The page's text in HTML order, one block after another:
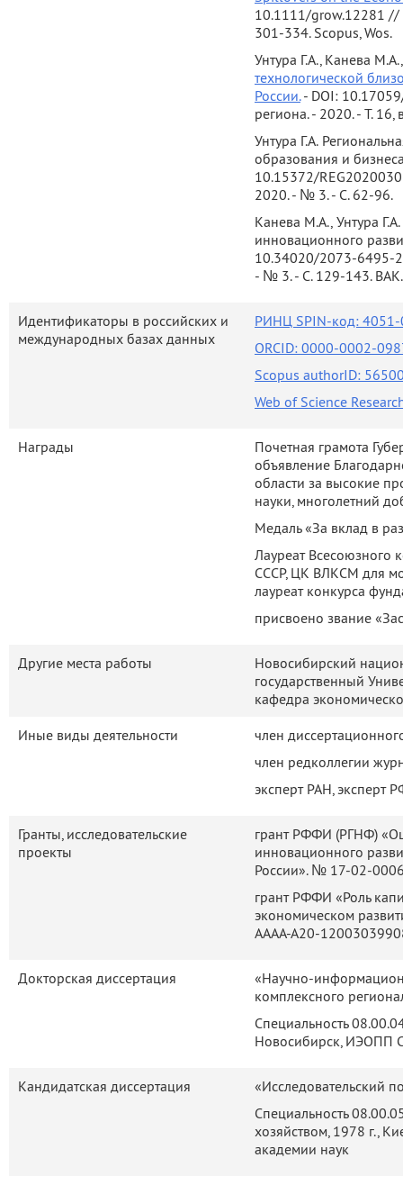
10.1111/grow.12281 //
301-334. Scopus, Wos.
Унтура Г.А., Канева
технологической
России.- DOI:
региона. - 2020. - Т.
Унтура Г.А.
образования и
10.15372/
2020. - № 3. - С. 62-96.
Канева М.А., Унтура Г.А.
инновационного
10.34020/2073-6495-
- № 3. - С. 129-143. ВАК.
Идентификаторы в российских и
международных базах данных
РИНЦ SPIN-код:
ORCID: 0000-0002-
Scopus authorID:
Web of Science
Награды
Почетная грамота
объявление
области за высокие
науки, многолетний
Медаль «За вклад в
Лауреат
СССР, ЦК ВЛКСМ для
лауреат конкурса
присвоено звание
Другие места работы
Новосибирский
государственный
кафедра
Иные виды деятельности
член
член редколлегии
эксперт РАН, эксперт
Гранты, исследовательские
проекты
грант РФФИ (РГНФ)
инновационного
России». № 17-02-
грант РФФИ «Роль
экономическом
АААА-А20-
Докторская диссертация
«Научно-
комплексного
Специальность
Новосибирск, ИЭОПП
Кандидатская диссертация
«Исследовательский
Специальность
хозяйством, 1978 г.,
академии наук